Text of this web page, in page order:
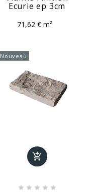
Ecurie ep 3cm
71,62 € m²
Nouveau

    